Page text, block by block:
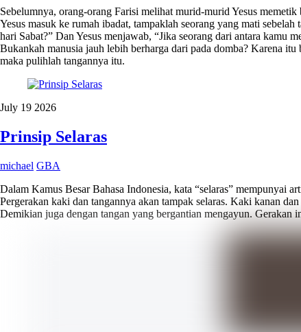
Sebelumnya, orang-orang Farisi melihat murid-murid Yesus
Yesus masuk ke rumah ibadat, tampaklah seorang yang mati
hari Sabat?” Dan Yesus menjawab, “Jika seorang dari antara kamu
Bukankah manusia jauh lebih berharga dari pada domba? Karena
maka pulihlah tangannya itu.
July 19 2026
Prinsip Selaras
michael GBA
Dalam Kamus Besar Bahasa Indonesia, kata “selaras” mempunyai
Pergerakan kaki dan tangannya akan tampak selaras. Kaki kanan
Demikian juga dengan tangan yang bergantian mengayun. Gerakan